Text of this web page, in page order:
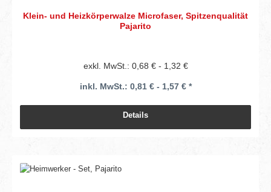
Klein- und Heizkörperwalze Microfaser, Spitzenqualität
Pajarito
exkl. MwSt.: 0,68 € - 1,32 €
inkl. MwSt.: 0,81 € - 1,57 € *
Details